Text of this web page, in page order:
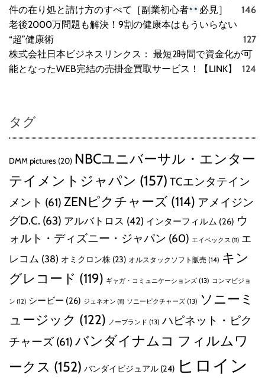
件の在り処と請け方のすべて［副業初心者
必見］
146
老後2000万問題も解決！9割の健康本はもういらない
“超”健康術
127
株式会社日本ビジネスリンクス： 最短2時間で資金化が可
能となったWEB完結の売掛金買取サービス！【LINK】
124
タグ
DMM pictures (20) NBCユニバーサル・エンター
テイメントジャパン (157) TCエンタテイン
メント (61) ZENピクチャーズ (114) アメイジン
グD.C. (63) アルバトロス (42) インターフィルム (26) ウ
ォルト・ディズニー・ジャパン (60) エイベックス (11) エ
レコム (38) オミクロン株 (23) オルスタックソフト販売 (14) キン
グレコード (119) ギャガ・コミュニケーションズ (13) コンマビジョ
ン (12) シービー (26) ジェネオン (11) ソニーピクチャーズ (13) ソニーミ
ュージック (122) ノーブランド (13) ハピネット・ピク
チャーズ (61) バンダイナムコ フィルムワ
ークス (152) バンダイビジュアル (24) ヒロイン